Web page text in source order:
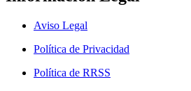
Aviso Legal
Política de Privacidad
Política de RRSS